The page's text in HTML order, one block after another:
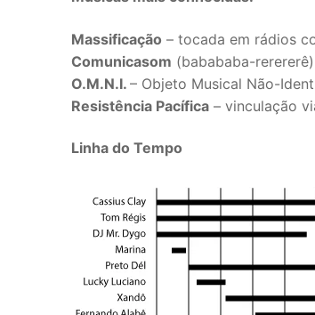
Massificação – tocada em rádios
Comunicasom (babababa-
O.M.N.I. – Objeto Musical Não-
Resistência Pacífica – vinculação
Linha do Tempo